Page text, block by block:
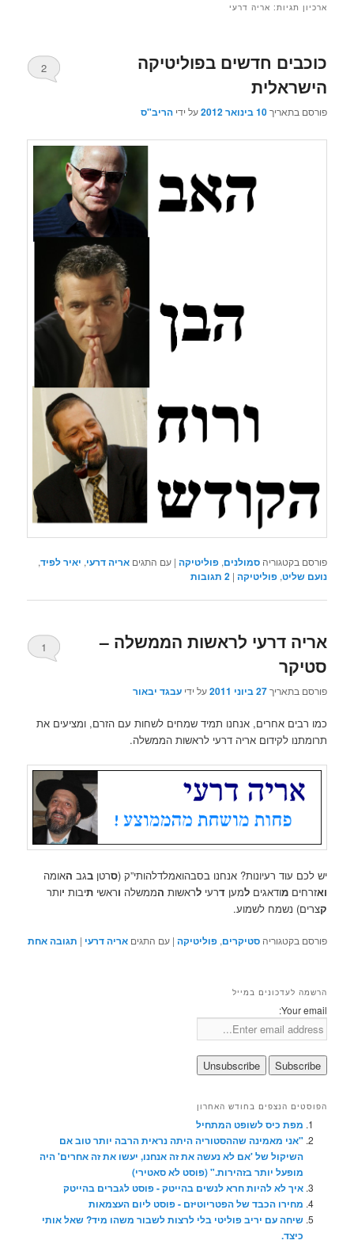
ארכיון תגיות: אריה דרעי
כוכבים חדשים בפוליטיקה
הישראלית
פורסם בתאריך10 בינואר 2012 על ידיהריב"ס
2
פורסם בקטגוריה סמולנים,פוליטיקה |עם התגים אריה דרעי, יאיר לפיד,
נועם שליט,פוליטיקה |
2 תגובות
אריה דרעי לראשות הממשלה –
סטיקר
פורסם בתאריך27 ביוני 2011 על ידיעבגד יבאור
1
כמו רבים אחרים, אנחנו תמיד שמחים לשחות עם הזרם, ומציעים את
תרומתנו לקידום אריה דרעי לראשות הממשלה.
יש לכם עוד רעיונות? אנחנו בסבהואמלדלהותי”ק (סרטןבגב האומה
ואזרחיםמודאגיםלמעןדרעילראשות הממשלה וראשיתיבות יותר
קצרים) נשמח לשמוע.
פורסם בקטגוריה סטיקרים,פוליטיקה |עם התגים אריה דרעי | תגובהאחת
הרשמה לעדכונים במייל
Your email:
הפוסטים הנצפים בחודש האחרון
מפת כיס לשופט המתחיל
"אני מאמינה שההסטוריה היתה נראית הרבה יותר טוב אם
השיקול של 'אם לא נעשה את זה אנחנו, יעשו את זה אחרים' היה
מופעל יותר בזהירות." (פוסט לא סאטירי)
איך לא להיות חרא לנשים בהייטק - פוסט לגברים בהייטק
מחירו הכבד של הפטריוטיזם - פוסט ליום העצמאות
שיחה עם יריב פוליטי בלי לרצות לשבור משהו מיד? שאל אותי
כיצד.